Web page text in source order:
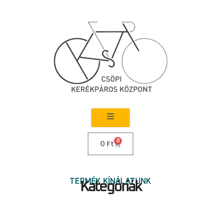
0 Ft 0
TERMÉK KÍNÁLATUNK
Kategóriák